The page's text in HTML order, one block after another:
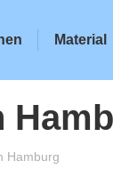
Material
Hamburg